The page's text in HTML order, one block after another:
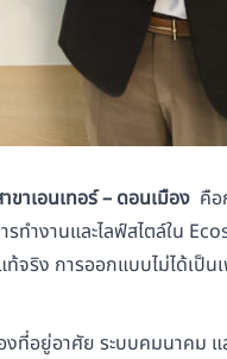
ขาเอนเทอร์ – ดอนเมือง คื
ำงานและไลฟ์สไตล์ใน
จริง การออกแบบไม่ได้เป็
อยู่อาศัย ระบบคมนาคม แ